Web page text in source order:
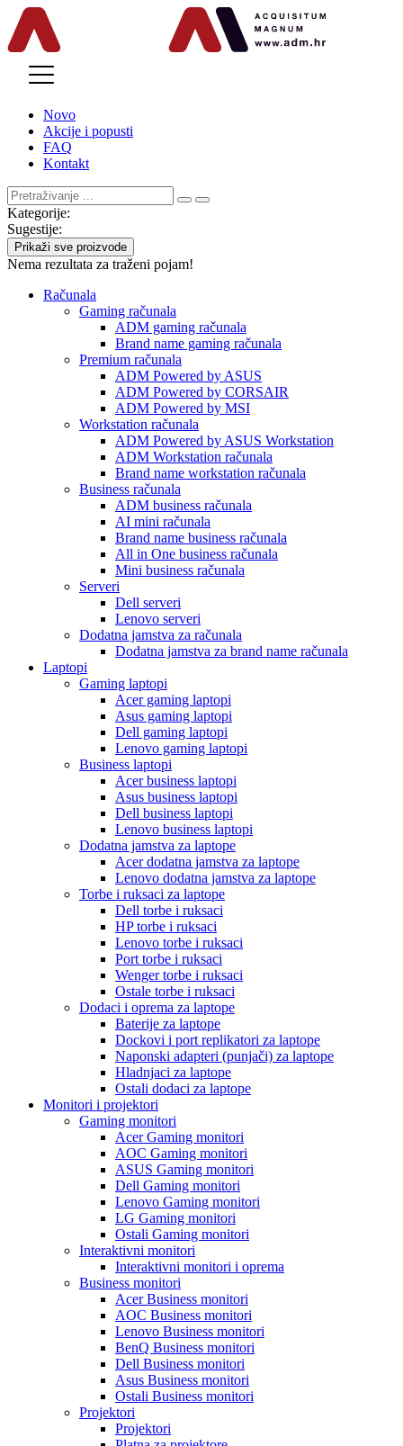
Novo
Akcije i popusti
FAQ
Kontakt
Kategorije:
Sugestije:
Prikaži sve proizvode
Nema rezultata za traženi pojam!
Računala
Gaming računala
ADM gaming računala
Brand name gaming računala
Premium računala
ADM Powered by ASUS
ADM Powered by CORSAIR
ADM Powered by MSI
Workstation računala
ADM Powered by ASUS Workstation
ADM Workstation računala
Brand name workstation računala
Business računala
ADM business računala
AI mini računala
Brand name business računala
All in One business računala
Mini business računala
Serveri
Dell serveri
Lenovo serveri
Dodatna jamstva za računala
Dodatna jamstva za brand name računala
Laptopi
Gaming laptopi
Acer gaming laptopi
Asus gaming laptopi
Dell gaming laptopi
Lenovo gaming laptopi
Business laptopi
Acer business laptopi
Asus business laptopi
Dell business laptopi
Lenovo business laptopi
Dodatna jamstva za laptope
Acer dodatna jamstva za laptope
Lenovo dodatna jamstva za laptope
Torbe i ruksaci za laptope
Dell torbe i ruksaci
HP torbe i ruksaci
Lenovo torbe i ruksaci
Port torbe i ruksaci
Wenger torbe i ruksaci
Ostale torbe i ruksaci
Dodaci i oprema za laptope
Baterije za laptope
Dockovi i port replikatori za laptope
Naponski adapteri (punjači) za laptope
Hladnjaci za laptope
Ostali dodaci za laptope
Monitori i projektori
Gaming monitori
Acer Gaming monitori
AOC Gaming monitori
ASUS Gaming monitori
Dell Gaming monitori
Lenovo Gaming monitori
LG Gaming monitori
Ostali Gaming monitori
Interaktivni monitori
Interaktivni monitori i oprema
Business monitori
Acer Business monitori
AOC Business monitori
Lenovo Business monitori
BenQ Business monitori
Dell Business monitori
Asus Business monitori
Ostali Business monitori
Projektori
Projektori